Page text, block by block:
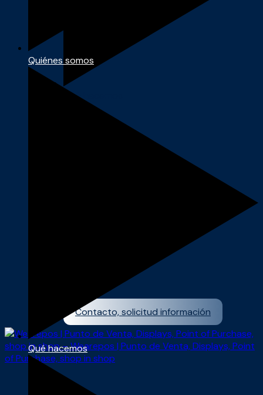
Qué hacemos
Proyectos
Contacto, solicitud información
Quiénes somos
Qué hacemos